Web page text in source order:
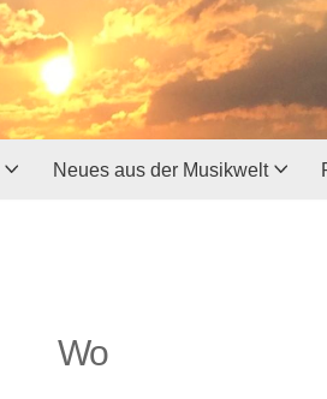
Neues aus der Musikwelt
Wo